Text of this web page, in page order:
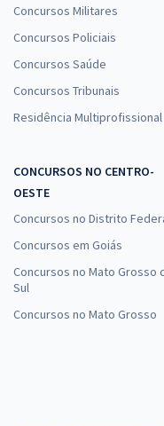
Concursos Militares
Concursos Policiais
Concursos Saúde
Concursos Tribunais
Residência Multiprofissional
CONCURSOS NO CENTRO-
OESTE
Concursos no Distrito
Concursos em Goiás
Concursos no Mato Grosso
Sul
Concursos no Mato Grosso